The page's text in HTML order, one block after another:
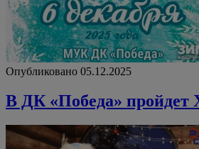
Опубликовано 05.12.2025
В ДК «Победа» пройдет